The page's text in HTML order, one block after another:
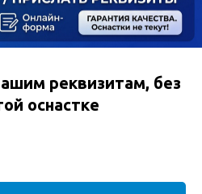
реквизитам, без
оснастке